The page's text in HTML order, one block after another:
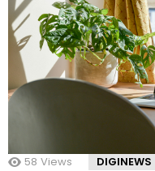
58 Views DIGINEWS